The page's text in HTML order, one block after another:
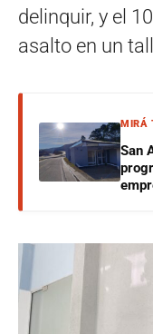
delinquir, y el
asalto en un
MIRÁ
San